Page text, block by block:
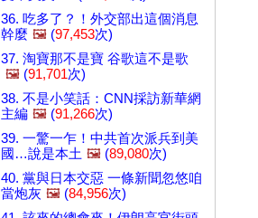
36. 吃多了？！外交部出這個消息
幹麼 🖼️ (97,453次)
37. 淘寶那不是寶 谷歌這不是歌
🖼️ (91,701次)
38. 不是小笑話：CNN採訪新華網
主編 🖼️ (91,266次)
39. 一驚一乍！中共首次派兵到美
國…說是本土 🖼️ (89,080次)
40. 黨與日本交惡 一條新聞忽悠咱
當炮灰 🖼️ (84,956次)